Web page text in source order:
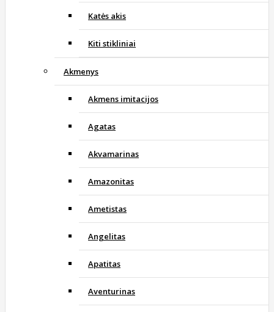
Katės akis
Kiti stikliniai
Akmenys
Akmens imitacijos
Agatas
Akvamarinas
Amazonitas
Ametistas
Angelitas
Apatitas
Aventurinas